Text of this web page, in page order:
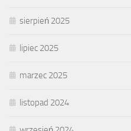
sierpień 2025
lipiec 2025
marzec 2025
listopad 2024